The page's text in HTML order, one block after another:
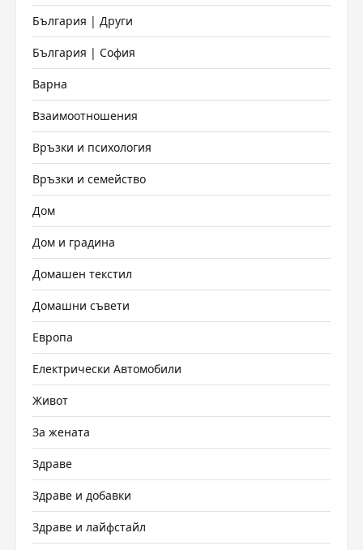
България | Други
България | София
Варна
Взаимоотношения
Връзки и психология
Връзки и семейство
Дом
Дом и градина
Домашен текстил
Домашни съвети
Европа
Електрически Автомобили
Живот
За жената
Здраве
Здраве и добавки
Здраве и лайфстайл